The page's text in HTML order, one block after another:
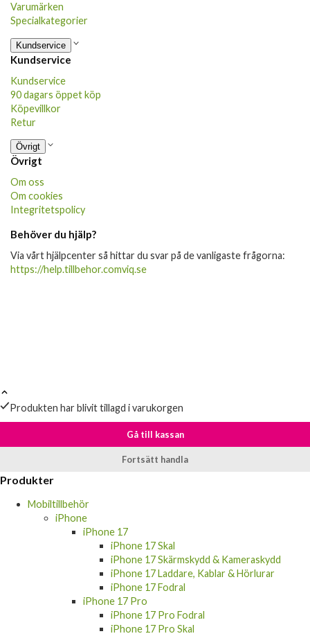
Varumärken
Specialkategorier
Kundservice
Kundservice
Kundservice
90 dagars öppet köp
Köpevillkor
Retur
Övrigt
Övrigt
Om oss
Om cookies
Integritetspolicy
Behöver du hjälp?
Via vårt hjälpcenter så hittar du svar på de vanligaste frågorna:
https://help.tillbehor.comviq.se
Produkten har blivit tillagd i varukorgen
Gå till kassan
Fortsätt handla
Produkter
Mobiltillbehör
iPhone
iPhone 17
iPhone 17 Skal
iPhone 17 Skärmskydd & Kameraskydd
iPhone 17 Laddare, Kablar & Hörlurar
iPhone 17 Fodral
iPhone 17 Pro
iPhone 17 Pro Fodral
iPhone 17 Pro Skal